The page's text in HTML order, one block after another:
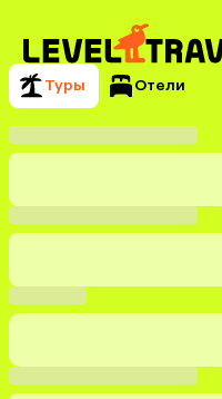
Туры Отели